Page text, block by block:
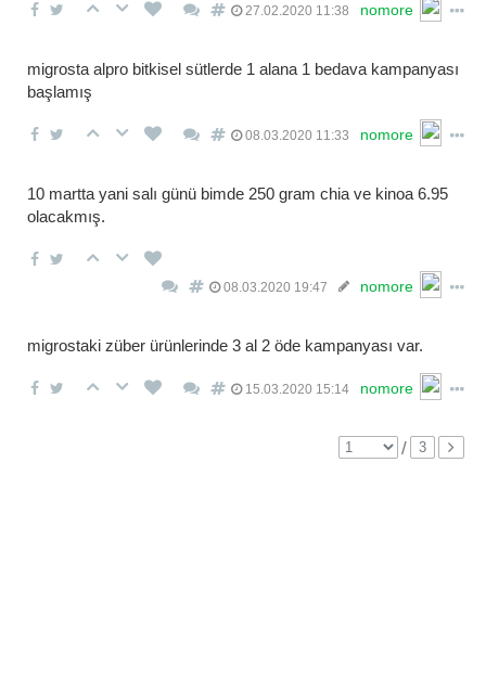
27.02.2020 11:38 nomore
migrosta alpro bitkisel sütlerde 1 alana 1 bedava kampanyası
başlamış
08.03.2020 11:33 nomore
10 martta yani salı günü bimde 250 gram chia ve kinoa 6.95
olacakmış.
08.03.2020 19:47 nomore
migrostaki züber ürünlerinde 3 al 2 öde kampanyası var.
15.03.2020 15:14 nomore
/ 3